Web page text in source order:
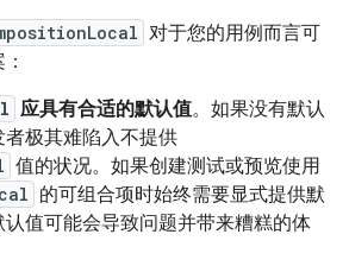
对于您的用例而言可
应具有合适的默认值。如果没有默认
极其难陷入不提供
值的状况。如果创建测试或预览使用
的可组合项时始终需要显式提供默
值可能会导致问题并带来糟糕的体